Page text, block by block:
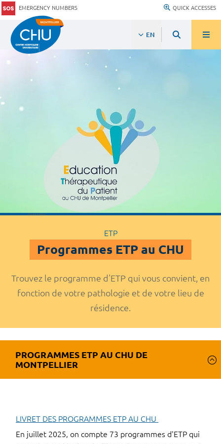
EMERGENCY NUMBERS QUICK ACCESSES
EN
ETP
Programmes ETP au CHU
Trouvez le programme d'ETP qui vous convient, en
fonction de votre pathologie et de votre lieu de
résidence.
PROGRAMMES ETP AU CHU DE
MONTPELLIER
LIVRET DES PROGRAMMES ETP AU CHU
En juillet 2025, on compte 73 programmes d'ETP qui